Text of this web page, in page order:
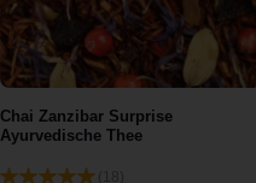
Chai Zanzibar Surprise
Ayurvedische Thee